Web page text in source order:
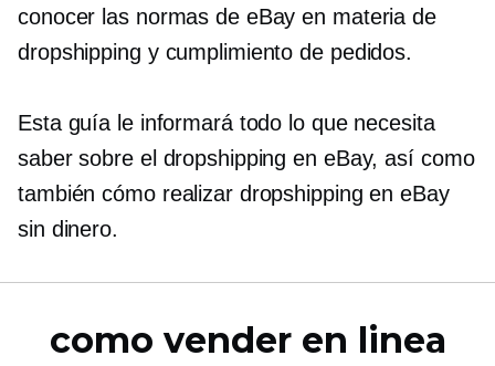
conocer las normas de eBay en materia de
dropshipping y cumplimiento de pedidos.
Esta guía le informará todo lo que necesita
saber sobre el dropshipping en eBay, así como
también cómo realizar dropshipping en eBay
sin dinero.
como vender en linea